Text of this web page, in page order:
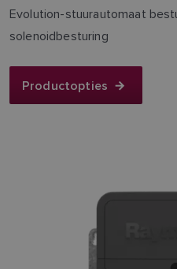
Evolution-stuurautomaat
solenoidbesturing
Productopties